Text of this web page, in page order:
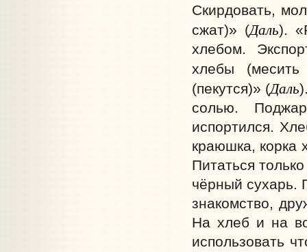
Скирдовать,
сжат)» (Даль).
хлебом.
хлебы
(пекутся)» (Даль
солью.
испортился.
краюшка, корка
Питаться
чёрный сухарь.
знакомство,
На хлеб и на
использовать